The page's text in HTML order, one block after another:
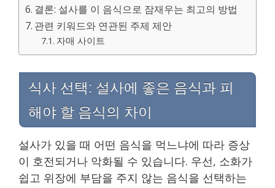
결론: 설사를 이 음식으로 잠재우는 최고의 방법
관련 키워드와 연관된 주제 제안
자매 사이트
식사 선택: 설사에 좋은 음식과 피
해야 할 음식의 차이
설사가 있을 때 어떤 음식을 먹느냐에 따라 증상
이 호전되거나 악화될 수 있습니다. 우선, 소화가
쉽고 위장에 부담을 주지 않는 음식을 선택하는